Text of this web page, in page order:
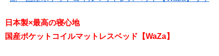
日本製×最高の寝心地
国産ポケットコイルマットレスベッド【WaZa】